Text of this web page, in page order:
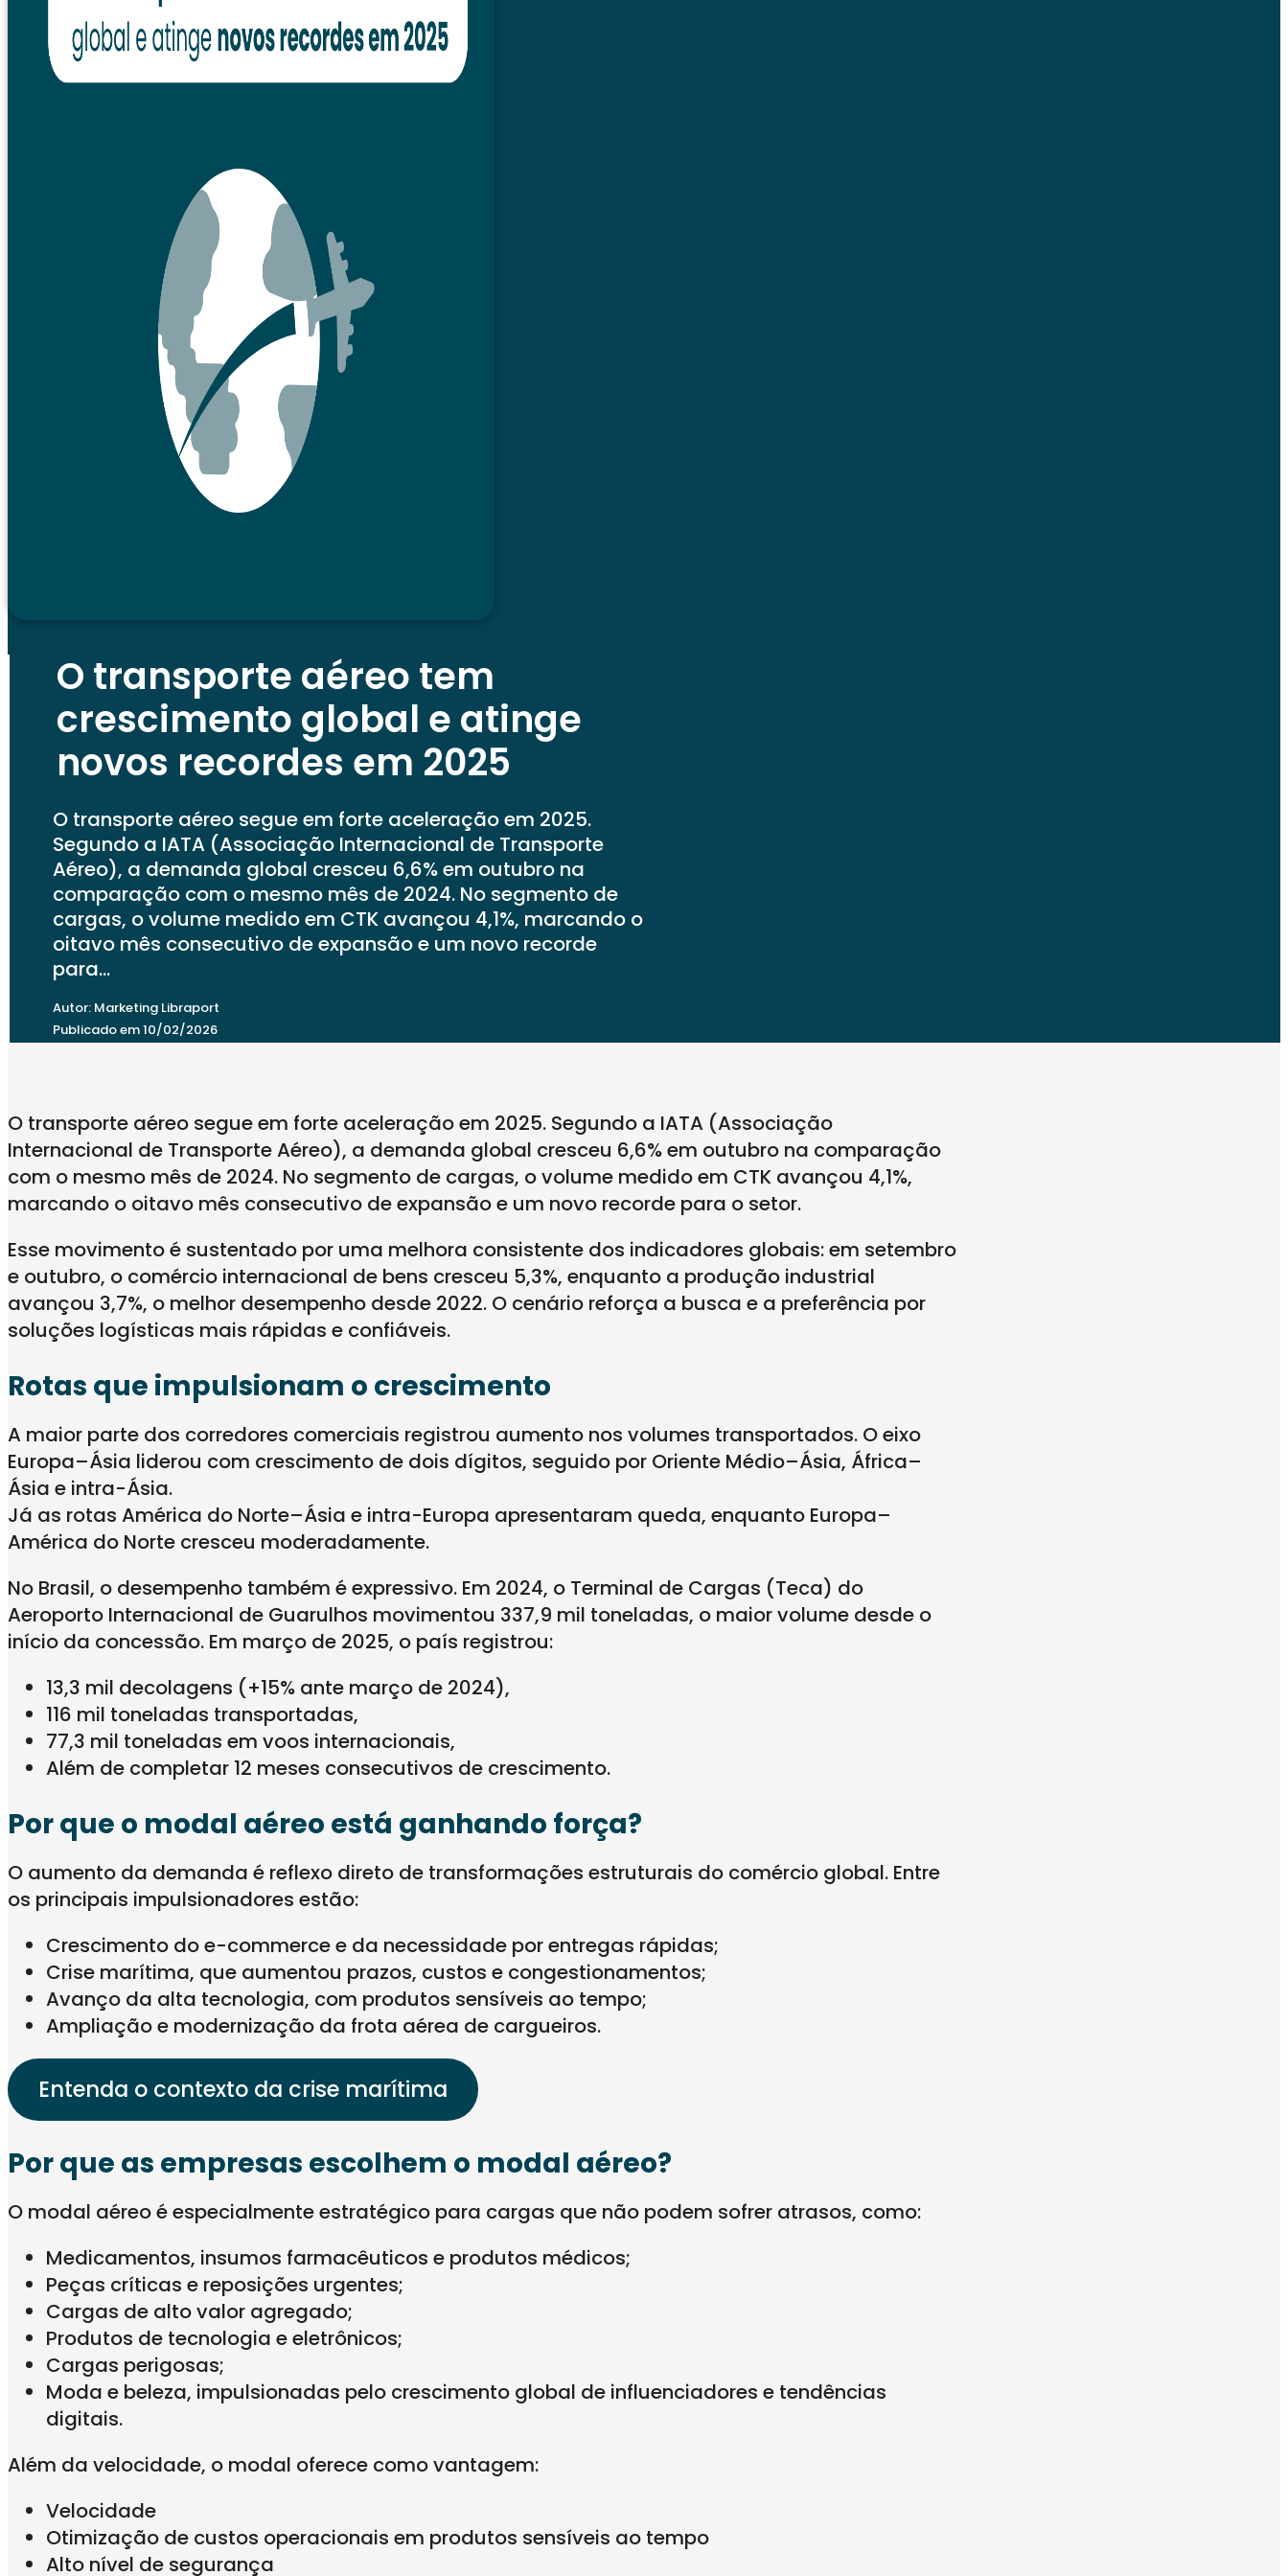
O transporte aéreo tem
crescimento global e atinge
novos recordes em 2025
O transporte aéreo segue em forte aceleração em 2025.
Segundo a IATA (Associação Internacional de Transporte
Aéreo), a demanda global cresceu 6,6% em outubro na
comparação com o mesmo mês de 2024. No segmento de
cargas, o volume medido em CTK avançou 4,1%, marcando o
oitavo mês consecutivo de expansão e um novo recorde
para…
Autor: Marketing Libraport
Publicado em 10/02/2026
O transporte aéreo segue em forte aceleração em 2025. Segundo a IATA (Associação
Internacional de Transporte Aéreo), a demanda global cresceu 6,6% em outubro na comparação
com o mesmo mês de 2024. No segmento de cargas, o volume medido em CTK avançou 4,1%,
marcando o oitavo mês consecutivo de expansão e um novo recorde para o setor.
Esse movimento é sustentado por uma melhora consistente dos indicadores globais: em setembro
e outubro, o comércio internacional de bens cresceu 5,3%, enquanto a produção industrial
avançou 3,7%, o melhor desempenho desde 2022. O cenário reforça a busca e a preferência por
soluções logísticas mais rápidas e confiáveis.
Rotas que impulsionam o crescimento
A maior parte dos corredores comerciais registrou aumento nos volumes transportados. O eixo
Europa–Ásia liderou com crescimento de dois dígitos, seguido por Oriente Médio–Ásia, África–
Ásia e intra-Ásia.
Já as rotas América do Norte–Ásia e intra-Europa apresentaram queda, enquanto Europa–
América do Norte cresceu moderadamente.
No Brasil, o desempenho também é expressivo. Em 2024, o Terminal de Cargas (Teca) do
Aeroporto Internacional de Guarulhos movimentou 337,9 mil toneladas, o maior volume desde o
início da concessão. Em março de 2025, o país registrou:
13,3 mil decolagens (+15% ante março de 2024),
116 mil toneladas transportadas,
77,3 mil toneladas em voos internacionais,
Além de completar 12 meses consecutivos de crescimento.
Por que o modal aéreo está ganhando força?
O aumento da demanda é reflexo direto de transformações estruturais do comércio global. Entre
os principais impulsionadores estão:
Crescimento do e-commerce e da necessidade por entregas rápidas;
Crise marítima, que aumentou prazos, custos e congestionamentos;
Avanço da alta tecnologia, com produtos sensíveis ao tempo;
Ampliação e modernização da frota aérea de cargueiros.
Entenda o contexto da crise marítima
Por que as empresas escolhem o modal aéreo?
O modal aéreo é especialmente estratégico para cargas que não podem sofrer atrasos, como:
Medicamentos, insumos farmacêuticos e produtos médicos;
Peças críticas e reposições urgentes;
Cargas de alto valor agregado;
Produtos de tecnologia e eletrônicos;
Cargas perigosas;
Moda e beleza, impulsionadas pelo crescimento global de influenciadores e tendências
digitais.
Além da velocidade, o modal oferece como vantagem:
Velocidade
Otimização de custos operacionais em produtos sensíveis ao tempo
Alto nível de segurança